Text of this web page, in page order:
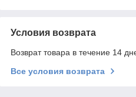
Условия возврата
Возврат товара в течение 14
Все условия возврата